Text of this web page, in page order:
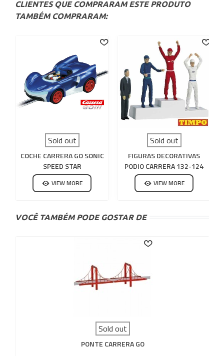
CLIENTES QUE COMPRARAM ESTE PRODUTO
TAMBÉM COMPRARAM:
Sold out
COCHE CARRERA GO SONIC
SPEED STAR
VIEW MORE
Sold out
FIGURAS DECORATIVAS
PODIO CARRERA 132-124
VIEW MORE
VOCÊ TAMBÉM PODE GOSTAR DE
Sold out
PONTE CARRERA GO